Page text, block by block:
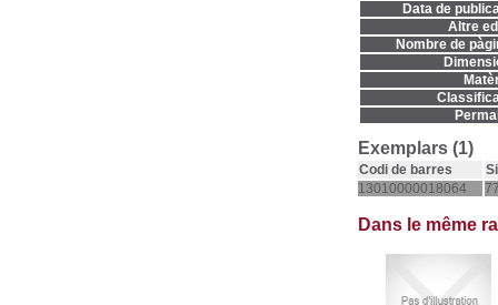
Data de
Altre
Nombre de
Exemplars (1)
Codi de barres
13010000018064
Dans le même